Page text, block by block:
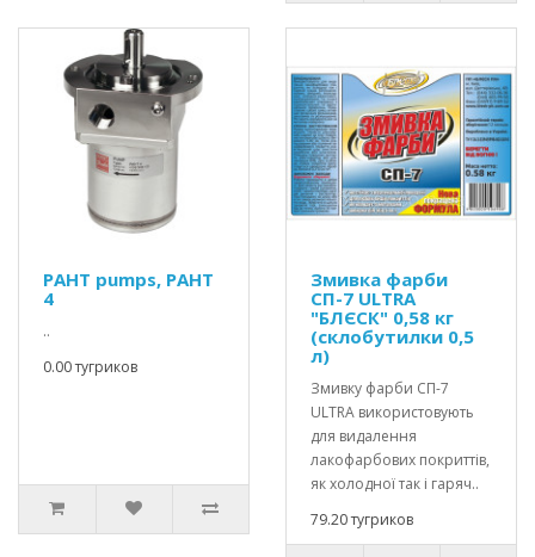
PAHT pumps, PAHT
4
..
0.00 тугриков
Змивка фарби
СП-7 ULTRA
"БЛЄСК" 0,58 кг
(склобутилки 0,5
л)
Змивку фарби СП-7
ULTRA використовують
для видалення
лакофарбових покриттів,
як холодної так і гаряч..
79.20 тугриков